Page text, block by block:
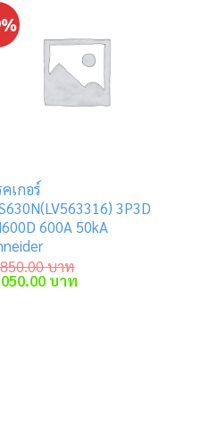
เกอร์
3P3D
600A 50kA
บาท
บาท